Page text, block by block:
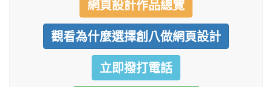
網頁設計作品總覽
觀看為什麼選擇創八做網頁設計
立即撥打電話